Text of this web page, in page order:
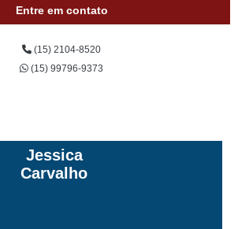
digital preço Itavuvu
de porta com segredo Vila São João
fechadura adicional Condomínio alphaville
Entre em contato
(15) 2104-8520
(15) 99796-9373
Jessica
Carvalho